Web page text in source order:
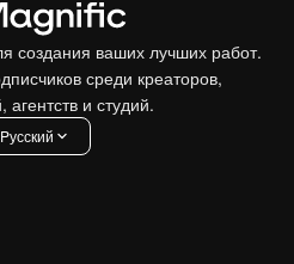
создания ваших лучших работ.
среди креаторов,
агентств и студий.
Pусский